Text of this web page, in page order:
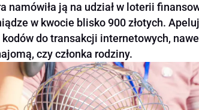
namówiła ją na udział w loterii
w kwocie blisko 900 złotych.
do transakcji internetowych,
czy członka rodziny.